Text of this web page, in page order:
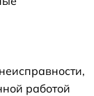
работой